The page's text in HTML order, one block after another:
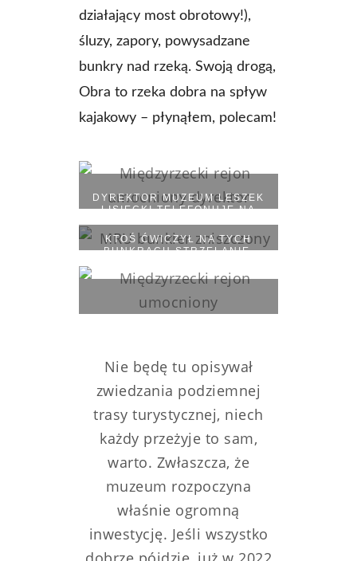
działający most obrotowy!),
śluzy, zapory, powysadzane
bunkry nad rzeką. Swoją drogą,
Obra to rzeka dobra na spływ
kajakowy – płynąłem, polecam!
DYREKTOR MUZEUM LESZEK
LISIECKI TELEFONUJE NA
ZAMKNĘLI NAS TU NA NOC.
TELEFON DZIAŁA.
KTOŚ ĆWICZYŁ NA TYCH
BUNKRACH STRZELANIE.
POCISKI TRAFIŁY W
PLASTELINĘ
Nie będę tu opisywał
zwiedzania podziemnej
trasy turystycznej, niech
każdy przeżyje to sam,
warto. Zwłaszcza, że
muzeum rozpoczyna
właśnie ogromną
inwestycję. Jeśli wszystko